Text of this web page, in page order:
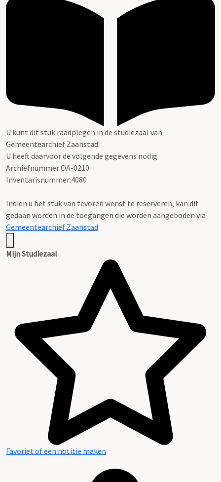
U kunt dit stuk raadplegen in de studiezaal van
Gemeentearchief Zaanstad.
U heeft daarvoor de volgende gegevens nodig:
Archiefnummer:OA-0210
Inventarisnummer:4080
Indien u het stuk van tevoren wenst te reserveren, kan dit
gedaan worden in de toegangen die worden aangeboden via
Gemeentearchief Zaanstad
Mijn Studiezaal
Favoriet of een notitie maken